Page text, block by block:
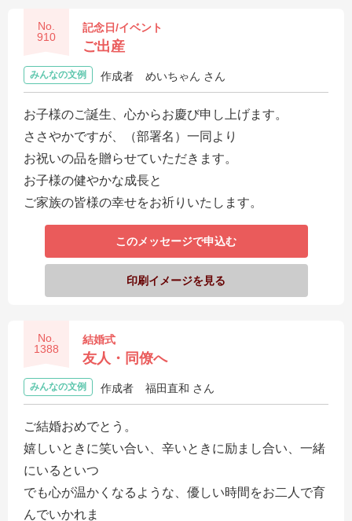
No.
910
記念日/イベント
ご出産
みんなの文例 作成者 めいちゃん さん
お子様のご誕生、心からお慶び申し上げます。
ささやかですが、（部署名）一同より
お祝いの品を贈らせていただきます。
お子様の健やかな成長と
ご家族の皆様の幸せをお祈りいたします。
このメッセージで申込む
印刷イメージを見る
No.
1388
結婚式
友人・同僚へ
みんなの文例 作成者 福田直和 さん
ご結婚おめでとう。
嬉しいときに笑い合い、辛いときに励まし合い、一緒
にいるといつ
でも心が温かくなるような、優しい時間をお二人で育
んでいかれま